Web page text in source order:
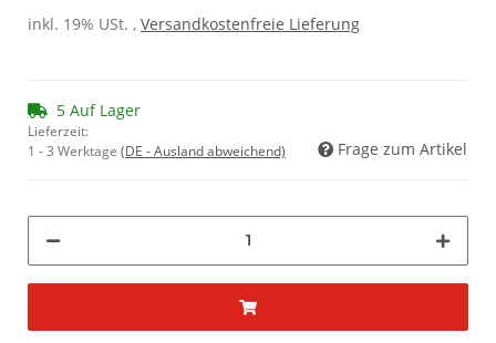
inkl. 19% USt. , Versandkostenfreie Lieferung
5 Auf Lager
Lieferzeit:
1 - 3 Werktage (DE - Ausland abweichend) Frage zum Artikel